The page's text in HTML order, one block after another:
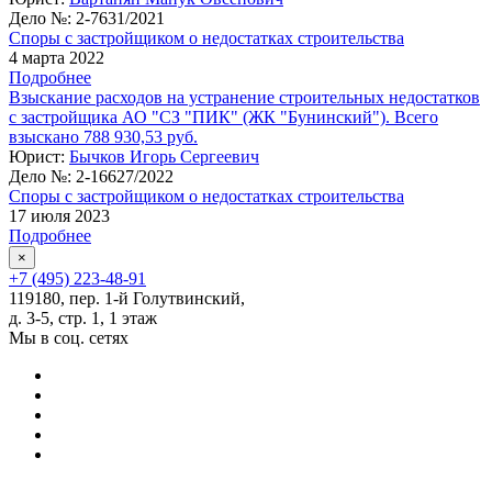
Дело №: 2-7631/2021
Споры с застройщиком о недостатках строительства
4 марта 2022
Подробнее
Взыскание расходов на устранение строительных недостатков
с застройщика АО "СЗ "ПИК" (ЖК "Бунинский"). Всего
взыскано 788 930,53 руб.
Юрист: Бычков Игорь Сергеевич
Дело №: 2-16627/2022
Споры с застройщиком о недостатках строительства
17 июля 2023
Подробнее
×
+7 (495) 223-48-91
119180, пер. 1-й Голутвинский,
д. 3-5, стр. 1, 1 этаж
Мы в соц. сетях